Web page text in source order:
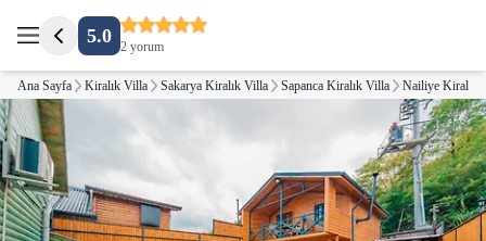
5.0 2 yorum
Ana Sayfa Kiralık Villa Sakarya Kiralık Villa Sapanca Kiralık Villa Nailiye Kiralık